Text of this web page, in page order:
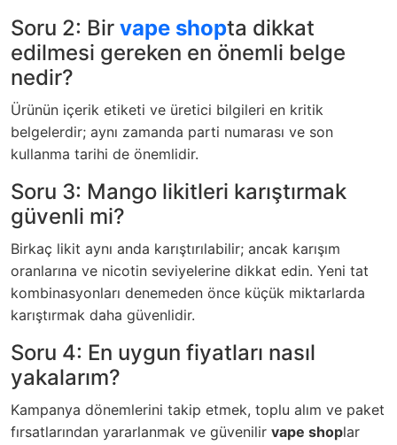
Soru 2: Bir vape shopta dikkat
edilmesi gereken en önemli belge
nedir?
Ürünün içerik etiketi ve üretici bilgileri en kritik
belgelerdir; aynı zamanda parti numarası ve son
kullanma tarihi de önemlidir.
Soru 3: Mango likitleri karıştırmak
güvenli mi?
Birkaç likit aynı anda karıştırılabilir; ancak karışım
oranlarına ve nicotin seviyelerine dikkat edin. Yeni tat
kombinasyonları denemeden önce küçük miktarlarda
karıştırmak daha güvenlidir.
Soru 4: En uygun fiyatları nasıl
yakalarım?
Kampanya dönemlerini takip etmek, toplu alım ve paket
fırsatlarından yararlanmak ve güvenilir vape shoplar